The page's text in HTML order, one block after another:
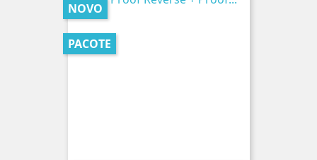
NOVO
PACOTE